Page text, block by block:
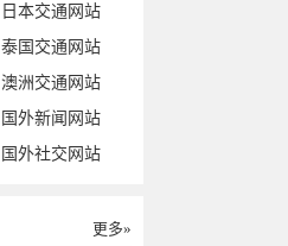
日本交通网站
泰国交通网站
澳洲交通网站
国外新闻网站
国外社交网站
更多»